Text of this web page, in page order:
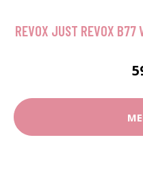
REVOX JUST REVOX